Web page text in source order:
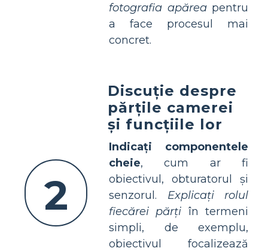
fotografia apăreapentru
a face procesul mai
concret.
2
Discuție despre
părțile camerei
și funcțiile lor
Indicați componentele
cheie, cum ar fi
obiectivul, obturatorul și
senzorul. Explicați rolul
fiecărei părți în termeni
simpli, de exemplu,
obiectivul focalizează